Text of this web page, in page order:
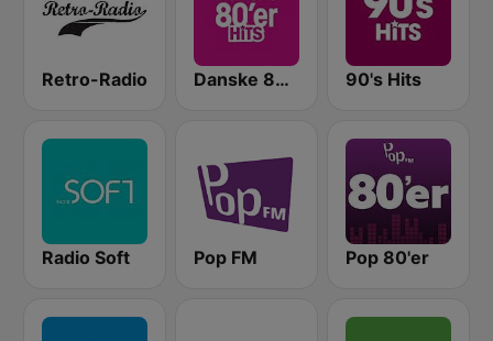
Retro-Radio Danske 80'er Hits 90's Hits
Radio Soft Pop FM Pop 80'er